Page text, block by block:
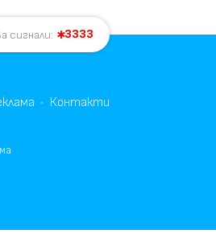
сигнали: 3333
Контакти